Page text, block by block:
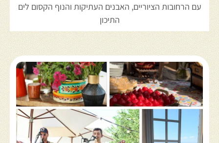
עם הרחובות הציוריים, האבנים העתיקות והנוף הקסום לים
התיכון